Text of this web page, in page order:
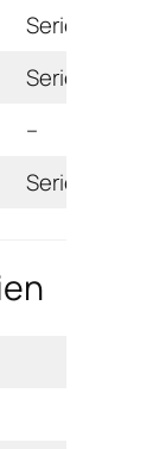
Serie
Serie
–
Serie